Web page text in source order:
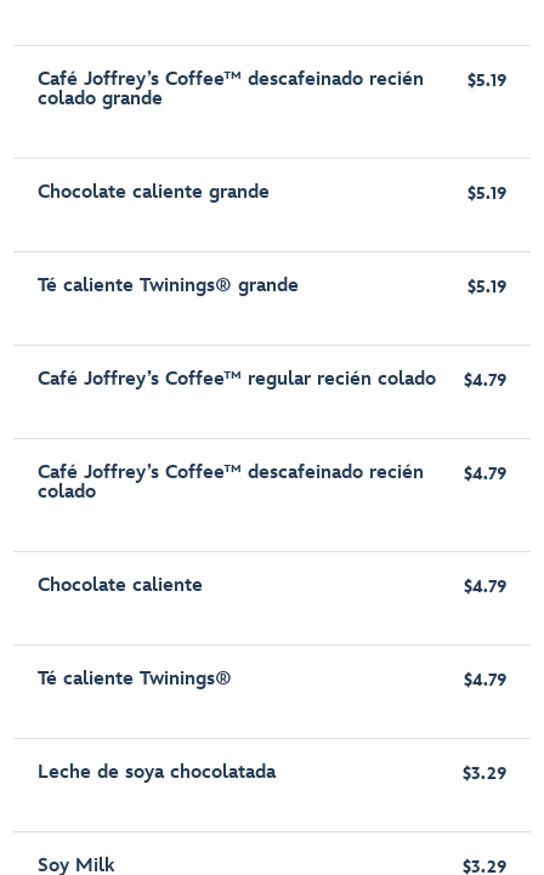
Café Joffrey’s Coffee™ descafeinado recién
colado grande
$5.19
Chocolate caliente grande $5.19
Té caliente Twinings® grande $5.19
Café Joffrey’s Coffee™ regular recién colado $4.79
Café Joffrey’s Coffee™ descafeinado recién
colado
$4.79
Chocolate caliente $4.79
Té caliente Twinings® $4.79
Leche de soya chocolatada $3.29
Soy Milk $3.29